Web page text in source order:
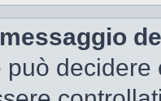
può